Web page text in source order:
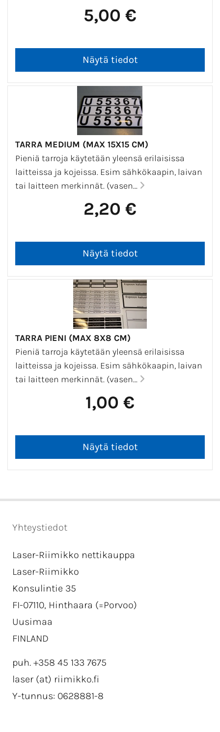
5,00 €
TARRA MEDIUM (MAX 15X15 CM)
Pieniä tarroja käytetään yleensä erilaisissa
laitteissa ja kojeissa. Esim sähkökaapin, laivan
tai laitteen merkinnät. (vasen...
2,20 €
TARRA PIENI (MAX 8X8 CM)
Pieniä tarroja käytetään yleensä erilaisissa
laitteissa ja kojeissa. Esim sähkökaapin, laivan
tai laitteen merkinnät. (vasen...
1,00 €
Yhteystiedot
Laser-Riimikko nettikauppa
Laser-Riimikko
Konsulintie 35
FI-07110, Hinthaara (=Porvoo)
Uusimaa
FINLAND
puh. +358 45 133 7675
laser (at) riimikko.fi
Y-tunnus: 0628881-8